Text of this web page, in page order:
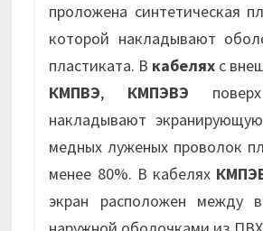
проложена синтетическая
которой накладывают
пластиката. В кабелях с
КМПВЭ, КМПЭВЭ
накладывают
медных луженых проволок
менее 80%. В кабелях
экран расположен между